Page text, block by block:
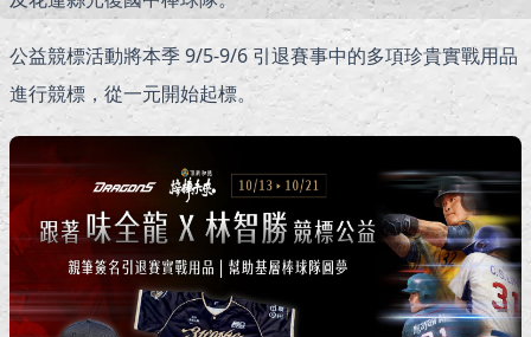
公益競標活動將本季 9/5-9/6 引退賽事中的多項珍貴實戰用品
進行競標，從一元開始起標。